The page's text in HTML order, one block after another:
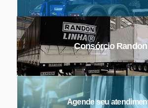
Consórcio Randon
Agende seu